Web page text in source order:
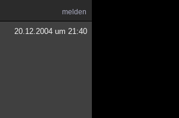
melden
20.12.2004 um 21:40